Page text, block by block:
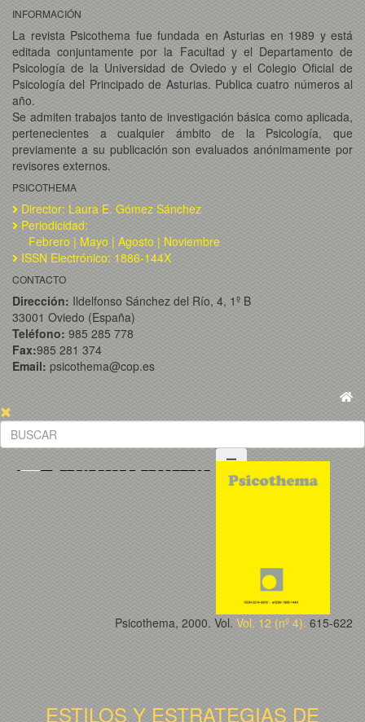
INFORMACIÓN
La revista Psicothema fue fundada en Asturias en 1989 y está
editada conjuntamente por la Facultad y el Departamento de
Psicología de la Universidad de Oviedo y el Colegio Oficial de
Psicología del Principado de Asturias. Publica cuatro números al
año.
Se admiten trabajos tanto de investigación básica como aplicada,
pertenecientes a cualquier ámbito de la Psicología, que
previamente a su publicación son evaluados anónimamente por
revisores externos.
PSICOTHEMA
Director: Laura E. Gómez Sánchez
Periodicidad:
Febrero | Mayo | Agosto | Noviembre
ISSN Electrónico: 1886-144X
CONTACTO
Dirección: Ildelfonso Sánchez del Río, 4, 1º B
33001 Oviedo (España)
Teléfono: 985 285 778
Fax:985 281 374
Email: psicothema@cop.es
Psicothema, 2000. Vol. Vol. 12 (nº 4). 615-622
ESTILOS Y ESTRATEGIAS DE